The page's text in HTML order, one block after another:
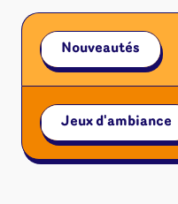
Nouveautés
Jeux d'ambiance